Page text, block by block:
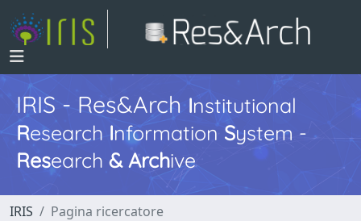
IRIS - Res&ArchInstitutional
Research InformationSystem -
Research & Archive
IRIS Pagina ricercatore